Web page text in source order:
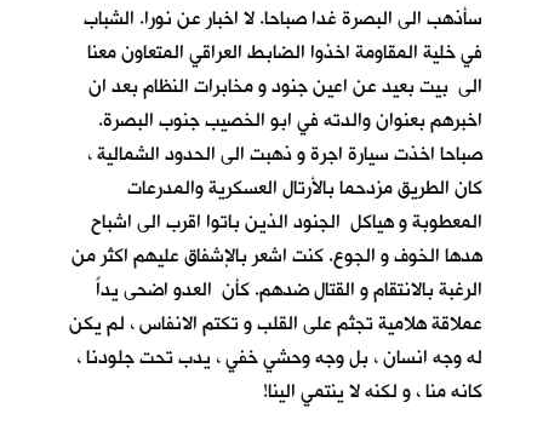
سأذهب الى البصرة غدا صباحا. لا اخبار عن نورا. الشباب
في خلية المقاومة اخذوا الضابط العراقي المتعاون معنا
الى بيت بعيد عن اعين جنود و مخابرات النظام بعد ان
اخبرهم بعنوان والدته في ابو الخصيب جنوب البصرة.
صباحا اخذت سيارة اجرة و ذهبت الى الحدود الشمالية ،
كان الطريق مزدحما بالأرتال العسكرية والمدرعات
المعطوبة و هياكل الجنود الذين باتوا اقرب الى اشباح
هدها الخوف و الجوع. كنت اشعر بالإشفاق عليهم اكثر من
الرغبة بالانتقام و القتال ضدهم. كأن العدو اضحى يداً
عملاقة هلامية تجثم على القلب و تكتم الانفاس ، لم يكن
له وجه انسان ، بل وجه وحشي خفي ، يدب تحت جلودنا ،
كانه منا ، و لكنه لا ينتمي الينا!